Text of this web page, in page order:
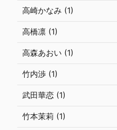
高崎かなみ (1)
高橋凛 (1)
高森あおい (1)
竹内渉 (1)
武田華恋 (1)
竹本茉莉 (1)